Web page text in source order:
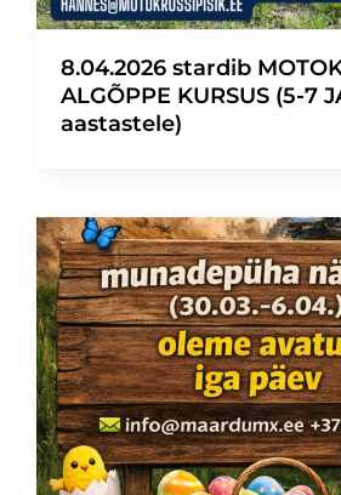
8.04.2026 stardib
ALGÕPPE KURSUS (5-7
aastastele)